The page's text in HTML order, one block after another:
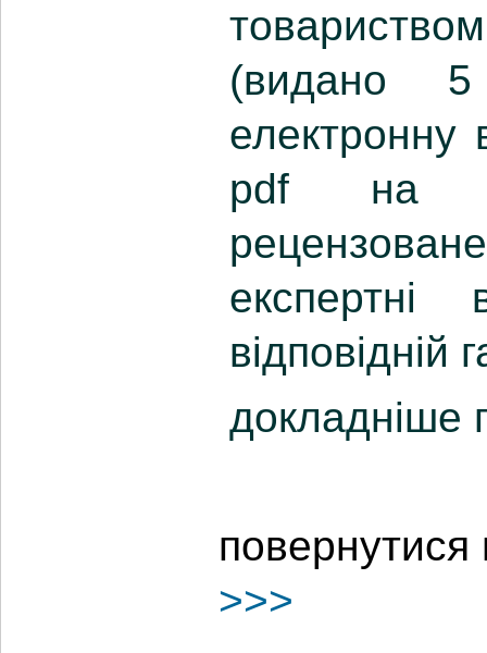
(видано
електронну
pdf на
відповідній
докладніше
повернутися
>>>